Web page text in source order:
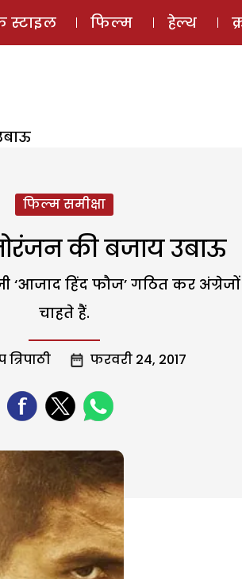
ई-मैगज़ीन
स्टाइल फिल्म हेल्थ
फिल्म समीक्षा
की बजाय उबाऊ
‘आजाद हिंद फौज’ गठित कर
चाहते हैं.
फरवरी 24, 2017